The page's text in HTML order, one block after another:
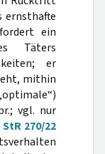
ernsthafte
ein
Täters
er
mithin
vgl. nur
StR 270/22